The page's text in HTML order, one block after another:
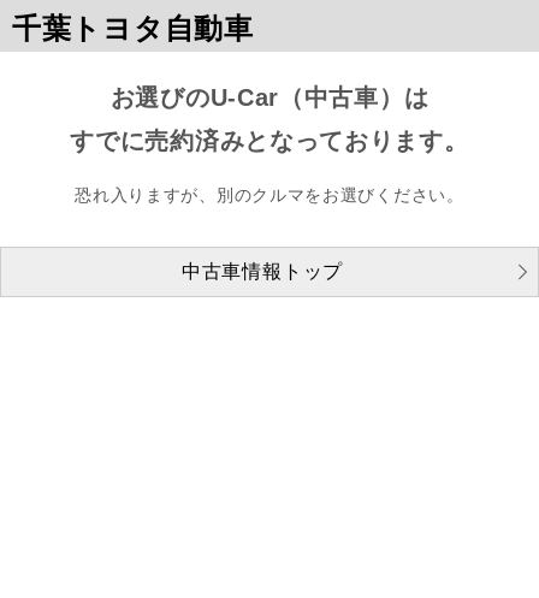
千葉トヨタ自動車
お選びのU-Car（中古車）は
すでに売約済みとなっております。
恐れ入りますが、別のクルマをお選びください。
中古車情報トップ